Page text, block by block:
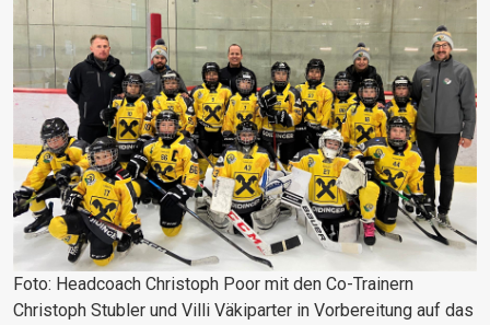
Foto: Headcoach Christoph Poor mit den Co-Trainern
Christoph Stubler und Villi Väkiparter in Vorbereitung auf das